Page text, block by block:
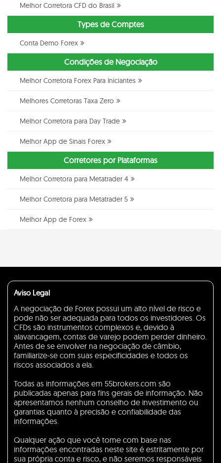
Melhor Corretora CFD do Brasil
Types de Comptes
Conta Demo Forex
Condições de Negociação
Melhor Corretora Forex Para Iniciantes
Melhores Corretoras Taxa Zero
Melhor Corretora para Day Trade
Melhor App de Sinais Forex
Corretores por Plataformas
Melhor Corretora para Metatrader 4
Melhor Corretora para Metatrader 5
Melhor App de Forex
Aviso Legal
A negociação de Forex possui um alto nível de risco e
pode não ser adequada para todos os investidores. Os
CFDs são instrumentos complexos e, devido à
alavancagem, contas de varejo podem perder dinheiro.
Antes de se envolver na negociação de câmbio,
familiarize-se com suas especificidades e todos os
riscos associados a ela.
Todas as informações em 55brokers.com são
publicadas apenas para fins gerais de informação. Não
apresentamos nenhum conselho de investimento ou
garantias quanto à precisão e confiabilidade das
informações.
Qualquer ação que você tome com base nas
informações encontradas neste site é estritamente por
sua própria conta e risco, e não seremos responsáveis